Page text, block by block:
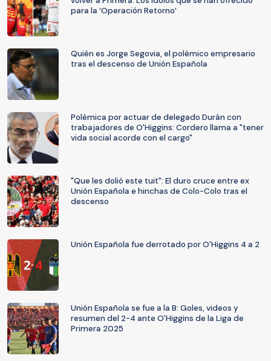
para la ‘Operación Retorno’
Quién es Jorge Segovia, el polémico empresario
tras el descenso de Unión Española
Polémica por actuar de delegado Durán con
trabajadores de O'Higgins: Cordero llama a "tener
vida social acorde con el cargo"
"Que les dolió este tuit": El duro cruce entre ex
Unión Española e hinchas de Colo-Colo tras el
descenso
Unión Española fue derrotado por O'Higgins 4 a 2
Unión Española se fue a la B: Goles, videos y
resumen del 2-4 ante O'Higgins de la Liga de
Primera 2025